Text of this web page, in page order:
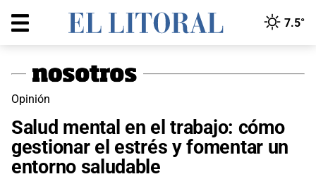
7.5°
Opinión
Salud mental en el trabajo: cómo
gestionar el estrés y fomentar un
entorno saludable